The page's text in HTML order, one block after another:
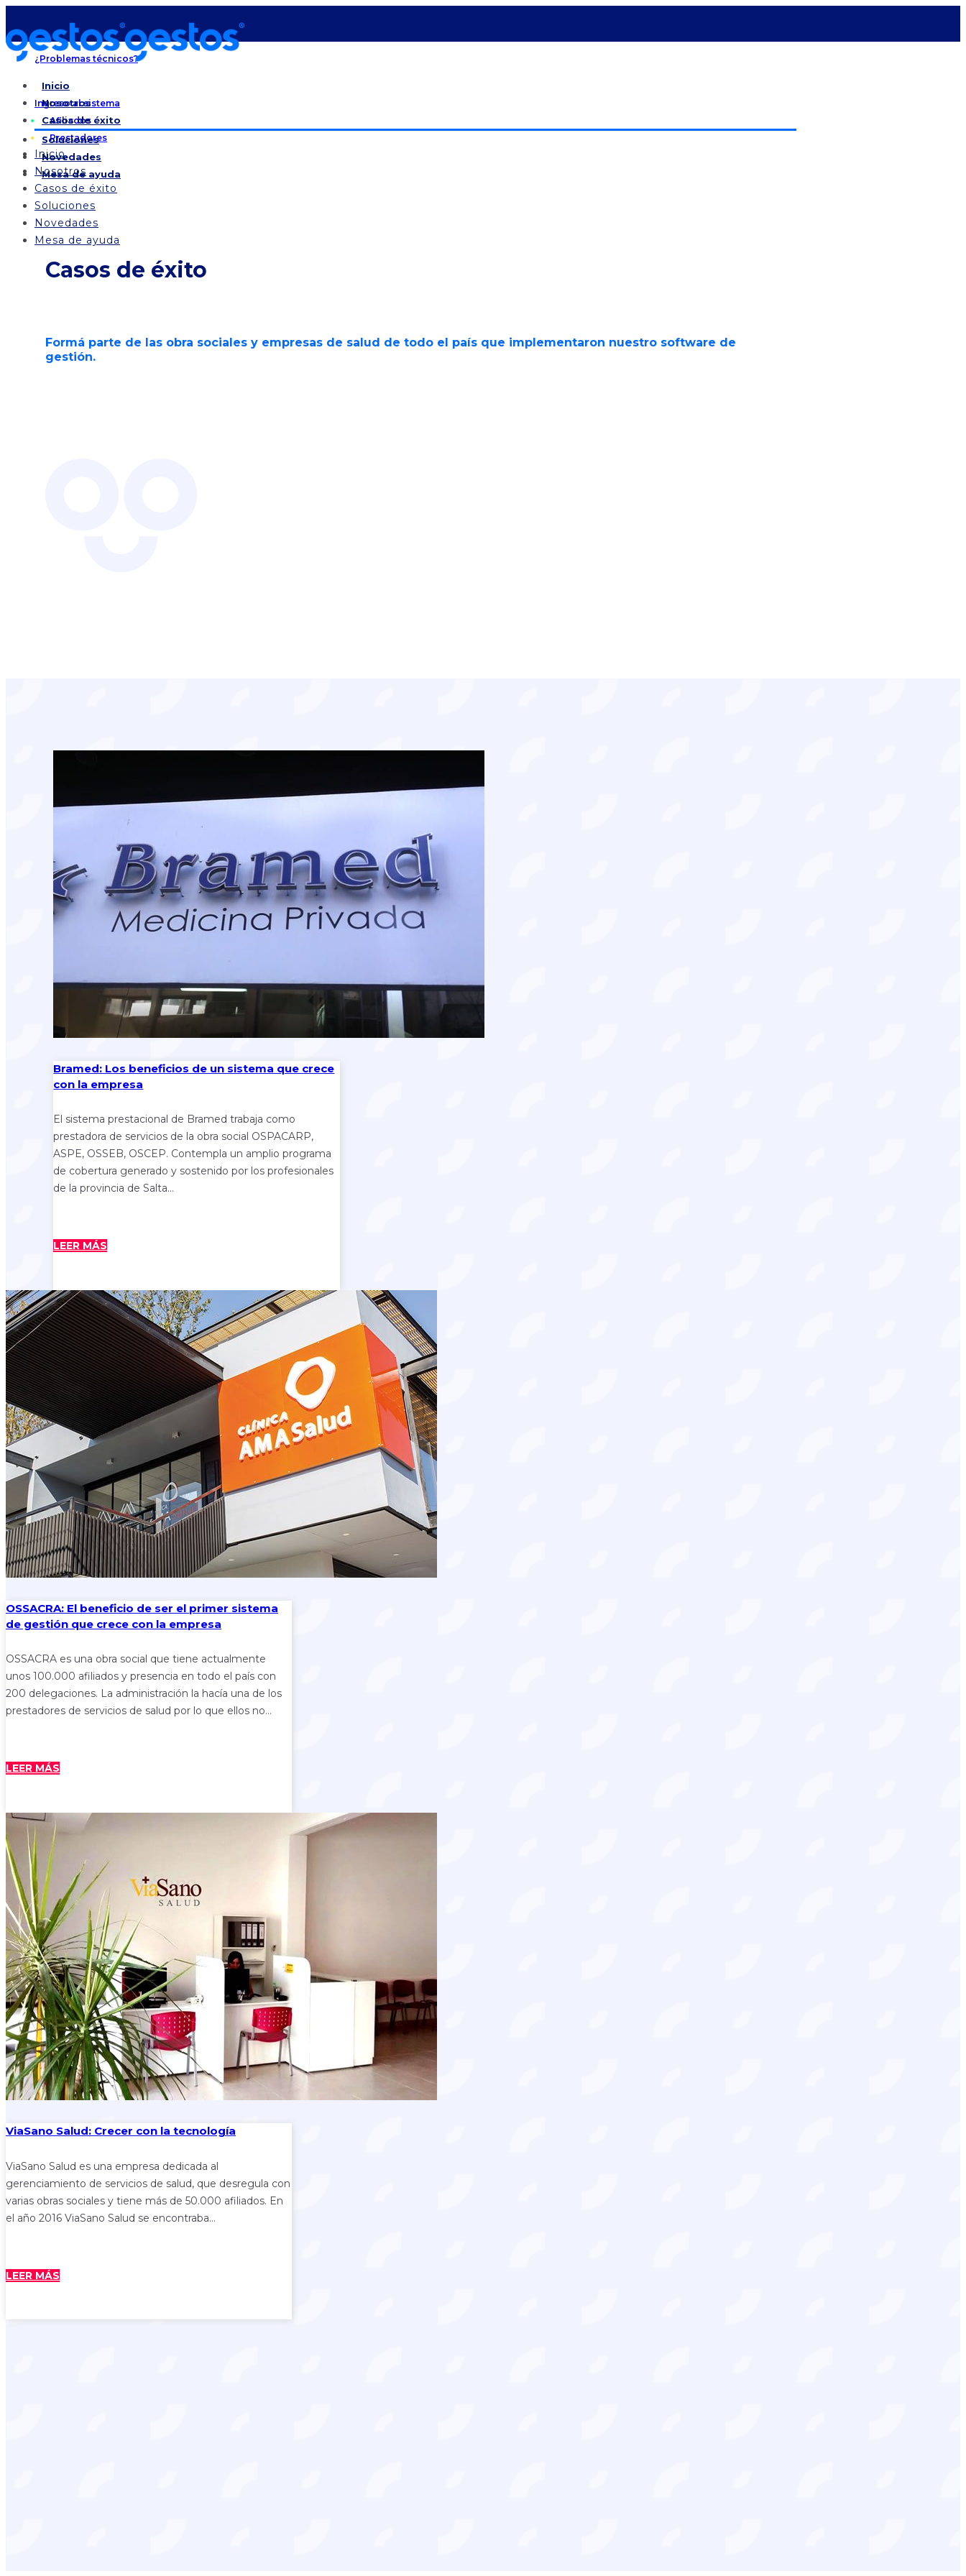
¿Problemas técnicos?
Ingreso al sistema
Afiliados
Prestadores
Inicio
Nosotros
Casos de éxito
Soluciones
Novedades
Mesa de ayuda
Inicio
Nosotros
Casos de éxito
Soluciones
Novedades
Mesa de ayuda
Casos de éxito
Formá parte de las obra sociales y empresas de salud de todo el país que implementaron nuestro software de
gestión.
Bramed: Los beneficios de un sistema que crece
con la empresa
El sistema prestacional de Bramed trabaja como
prestadora de servicios de la obra social OSPACARP,
ASPE, OSSEB, OSCEP. Contempla un amplio programa
de cobertura generado y sostenido por los profesionales
de la provincia de Salta…
LEER MÁS
OSSACRA: El beneficio de ser el primer sistema
de gestión que crece con la empresa
OSSACRA es una obra social que tiene actualmente
unos 100.000 afiliados y presencia en todo el país con
200 delegaciones. La administración la hacía una de los
prestadores de servicios de salud por lo que ellos no…
LEER MÁS
ViaSano Salud: Crecer con la tecnología
ViaSano Salud es una empresa dedicada al
gerenciamiento de servicios de salud, que desregula con
varias obras sociales y tiene más de 50.000 afiliados. En
el año 2016 ViaSano Salud se encontraba…
LEER MÁS